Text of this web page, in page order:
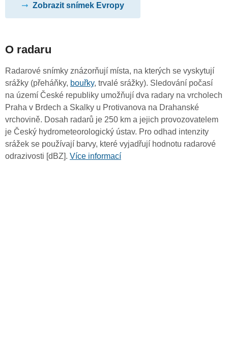
Zobrazit snímek Evropy
O radaru
Radarové snímky znázorňují místa, na kterých se vyskytují
srážky (přeháňky, bouřky, trvalé srážky). Sledování počasí
na území České republiky umožňují dva radary na vrcholech
Praha v Brdech a Skalky u Protivanova na Drahanské
vrchovině. Dosah radarů je 250 km a jejich provozovatelem
je Český hydrometeorologický ústav. Pro odhad intenzity
srážek se používají barvy, které vyjadřují hodnotu radarové
odrazivosti [dBZ]. Více informací